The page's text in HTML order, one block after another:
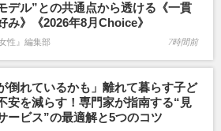
デル”との共通点から透ける《一貫
み》《2026年8月Choice》
性』編集部 7時間前
倒れているかも」離れて暮らす子ど
安を減らす！専門家が指南する“見
ービス”の最適解と5つのコツ